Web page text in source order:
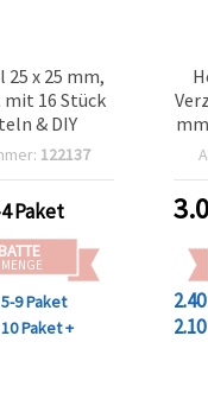
x 25 mm,
mit 16 Stück
& DIY
122137
Paket
5-9 Paket
10 Paket +